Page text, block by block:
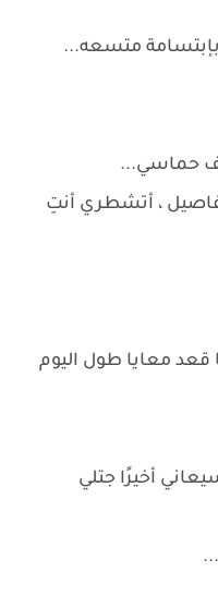
متسعه...
حماسي...
، أتشطري أنتِ
قعد معايا طول اليوم
أخيرًا جتلي